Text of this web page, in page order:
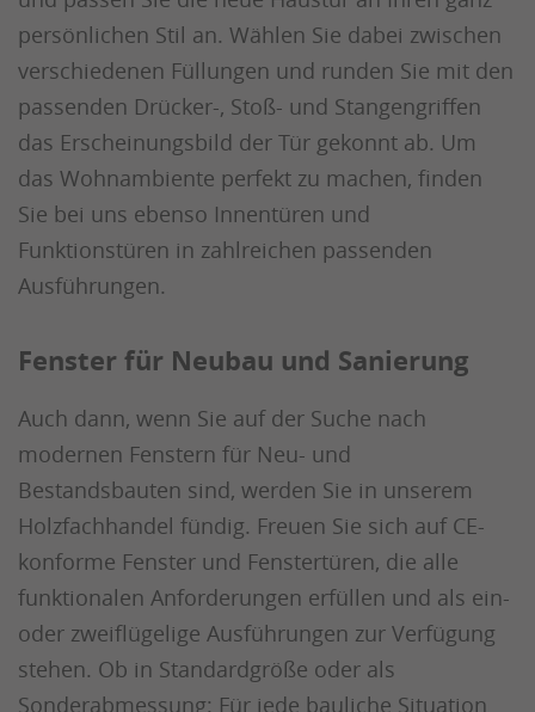
persönlichen Stil an. Wählen Sie dabei zwischen
verschiedenen Füllungen und runden Sie mit den
passenden Drücker-, Stoß- und Stangengriffen
das Erscheinungsbild der Tür gekonnt ab. Um
das Wohnambiente perfekt zu machen, finden
Sie bei uns ebenso Innentüren und
Funktionstüren in zahlreichen passenden
Ausführungen.
Fenster für Neubau und Sanierung
Auch dann, wenn Sie auf der Suche nach
modernen Fenstern für Neu- und
Bestandsbauten sind, werden Sie in unserem
Holzfachhandel fündig. Freuen Sie sich auf CE-
konforme Fenster und Fenstertüren, die alle
funktionalen Anforderungen erfüllen und als ein-
oder zweiflügelige Ausführungen zur Verfügung
stehen. Ob in Standardgröße oder als
Sonderabmessung: Für jede bauliche Situation